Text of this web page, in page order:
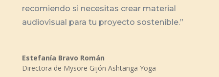
recomiendo si necesitas crear material
audiovisual para tu proyecto sostenible.”
Estefanía Bravo Román
Directora de Mysore Gijón Ashtanga Yoga